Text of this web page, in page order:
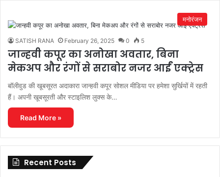
मनोरंजन
SATISH RANA February 26, 2025 0 5
जान्हवी कपूर का अनोखा अवतार, बिना
मेकअप और रंगों से सराबोर नजर आईं एक्ट्रेस
बॉलीवुड की खूबसूरत अदाकारा जान्हवी कपूर सोशल मीडिया पर हमेशा सुर्खियों में रहती
हैं। अपनी खूबसूरती और स्टाइलिश लुक्स के…
Read More »
Recent Posts